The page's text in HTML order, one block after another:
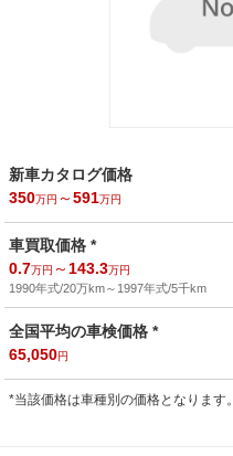
新車カタログ価格
350万円 ～591万円
車買取価格 *
0.7万円 ～ 143.3万円
1990年式/20万km～ 1997年式/5千km
全国平均の車検価格 *
65,050円
*当該価格は車種別の価格となります。